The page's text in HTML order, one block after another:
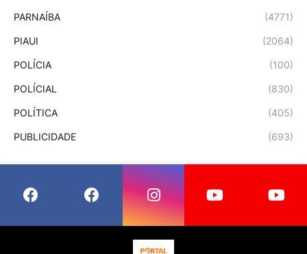
PARNAÍBA (4771)
PIAUI (2064)
POLÍCIA (100)
POLÍCIAL (830)
POLÍTICA (405)
PUBLICIDADE (693)